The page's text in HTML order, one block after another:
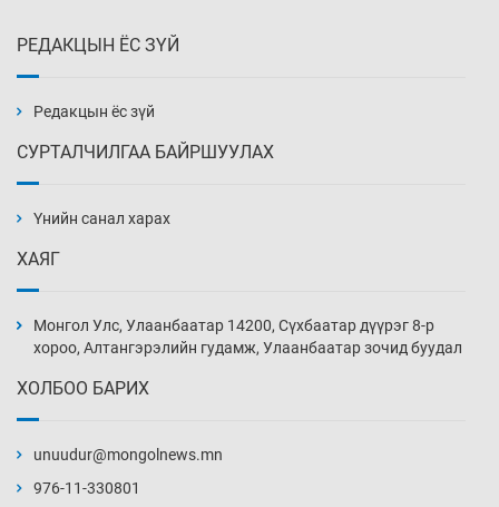
15 цаг 21 мин
нэмэгджээ
15 цаг 51 мин
16 цаг 21 мин
РЕДАКЦЫН ЁС ЗҮЙ
Редакцын ёс зүй
СУРТАЛЧИЛГАА БАЙРШУУЛАХ
Үнийн санал харах
ХАЯГ
Монгол Улс, Улаанбаатар 14200, Сүхбаатар дүүрэг 8-р
хороо, Алтангэрэлийн гудамж, Улаанбаатар зочид буудал
ХОЛБОО БАРИХ
unuudur@mongolnews.mn
976-11-330801